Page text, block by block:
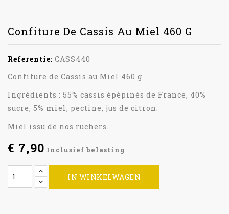
Confiture De Cassis Au Miel 460 G
Referentie: CASS440
Confiture de Cassis au Miel 460 g
Ingrédients : 55% cassis épépinés de France, 40%
sucre, 5% miel, pectine, jus de citron.
Miel issu de nos ruchers.
€ 7,90 Inclusief belasting
IN WINKELWAGEN